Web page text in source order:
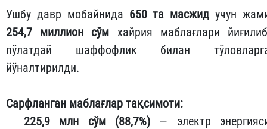
Ушбу давр мобайнида 650 та масжид учун
254,7 миллион сўм хайрия маблағлари
пўлатдай шаффофлик билан
йўналтирилди.
Сарфланган маблағлар тақсимоти:
225,9 млн сўм (88,7%) — электр